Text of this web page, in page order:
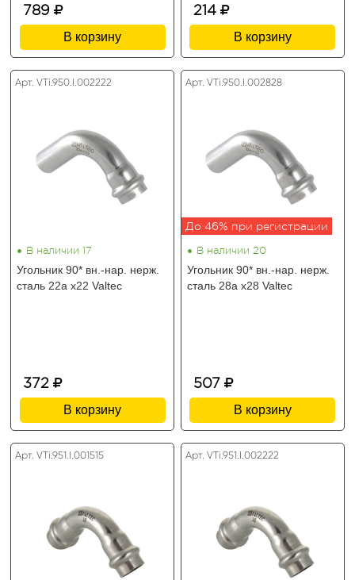
789
В корзину
214
В корзину
Арт. VTi.950.I.002222
• В наличии 17
Угольник 90* вн.-нар. нерж.
сталь 22а х22 Valtec
372
В корзину
Арт. VTi.950.I.002828
До 46% при регистрации
• В наличии 20
Угольник 90* вн.-нар. нерж.
сталь 28а х28 Valtec
507
В корзину
Арт. VTi.951.I.001515 Арт. VTi.951.I.002222